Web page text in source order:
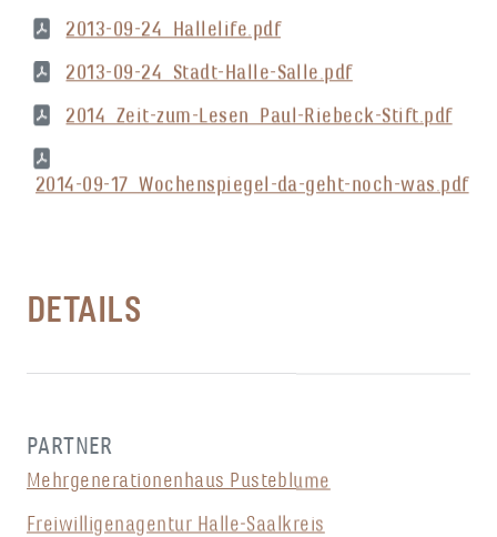
2013-09-24_Hallelife.pdf
2013-09-24_Stadt-Halle-Salle.pdf
2014_Zeit-zum-Lesen_Paul-Riebeck-Stift.pdf
2014-09-17_Wochenspiegel-da-geht-noch-was.pdf
DETAILS
PARTNER
Mehrgenerationenhaus Pusteblume
Freiwilligenagentur Halle-Saalkreis